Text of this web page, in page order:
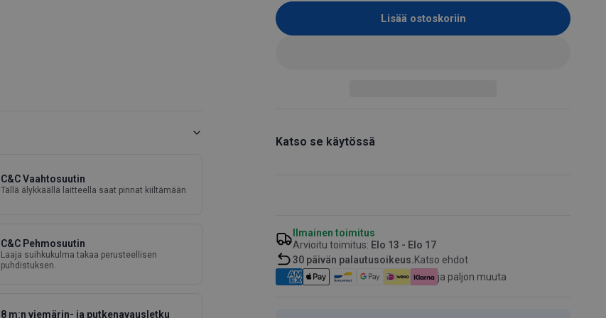
Lisää ostoskoriin
Katso se käytössä
Ilmainen toimitus
Arvioitu toimitus: Elo 13 - Elo 17
30 päivän palautusoikeus.Katso ehdot
ja paljon muuta
C&C Vaahtosuutin
Tällä älykkäällä laitteella saat pinnat kiiltämään
C&C Pehmosuutin
Laaja suihkukulma takaa perusteellisen
puhdistuksen.
8 m:n viemärin- ja putkenavausletku